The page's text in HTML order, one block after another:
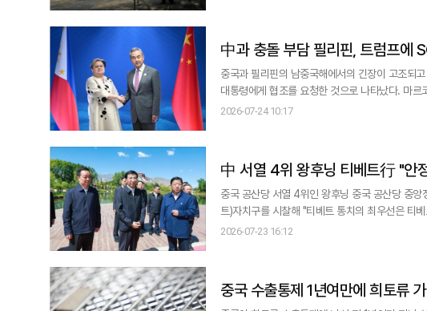
中과 충돌 부담 필리핀, 트럼프에
중국과 필리핀의 남중국해에서의 긴장이 고조되
대통령에게 협조를 요청한 것으로 나타났다. 마르코스 대통령은 23일 트럼프 대통령과 전화통화를 통해 안보 협력 등을 논
의했다고 필리핀 대통령실의 발표를 인용해 산케
2026-07-24 10:17
中 서열 4위 왕후닝 티베트行 "안
중국 공산당 서열 4위인 왕후닝 중국 공산당 중
트)자치구를 시찰해 "티베트 통치의 최우선은 티베트
진보촉진법은 중국내 각 민족간 단결과 공동체 의
2026-07-23 16:12
중국 수출통제 1년여만에 희토류